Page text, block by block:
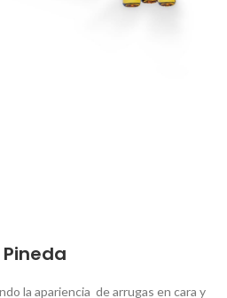
la apariencia de arrugas en cara y